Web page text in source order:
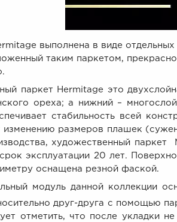
выполнена в виде
таким паркетом,
паркет Hermitage это
ореха; а нижний –
стабильность всей
изменению размеров плашек
художественный
эксплуатации 20 лет.
оснащена резной фаской.
модуль данной коллекции
друг-друга с помощью
отметить, что после укладки